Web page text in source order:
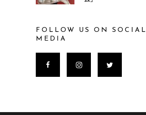
FOLLOW US ON SOCIAL
MEDIA